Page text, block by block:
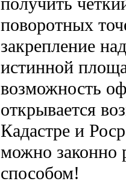
поворотных
закрепление
истинной
возможность
открывается
Кадастре и
можно законно
способом!